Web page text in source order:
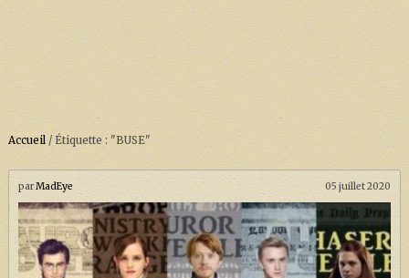
ACCUEIL
À PROPOS
SOUTENEZ-NOUS !
Accueil/ Étiquette : "BUSE"
parMadEye 05 juillet 2020